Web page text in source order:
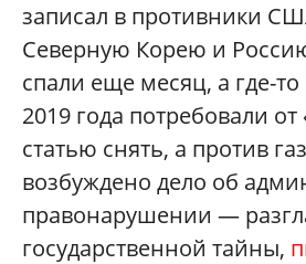
записал в противники
Северную Корею и
спали еще месяц, а где-
2019 года потребовали
статью снять, а против
возбуждено дело об
правонарушении —
государственной тайны,